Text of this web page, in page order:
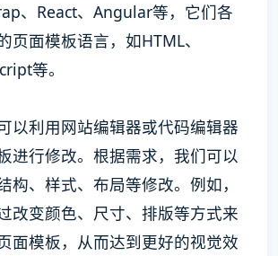
、React、Angular等，它们各
页面模板语言，如HTML、
等。
以利用网站编辑器或代码编辑器
进行修改。根据需求，我们可以
构、样式、布局等修改。例如，
改变颜色、尺寸、排版等方式来
面模板，从而达到更好的视觉效